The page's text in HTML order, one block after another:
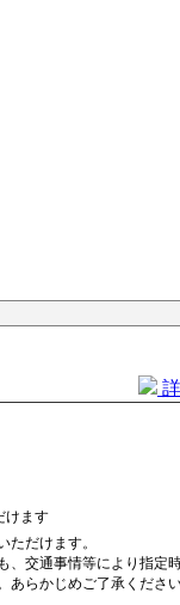
ただけます。
、交通事情等により指定
あらかじめご了承ください